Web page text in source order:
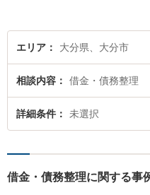
エリア 大分県、大分市
相談内容 借金・債務整理
詳細条件 未選択
借金・債務整理に関する事